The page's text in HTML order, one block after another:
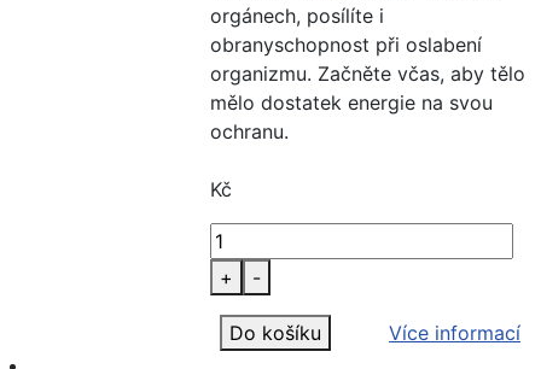
orgánech, posílíte i
obranyschopnost při oslabení
organizmu. Začněte včas, aby tělo
mělo dostatek energie na svou
ochranu.
Kč
+ -
Do košíku Více informací